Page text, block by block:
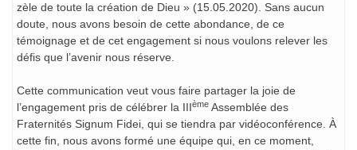
zèle de toute la création de Dieu » (15.05.2020). Sans aucun
doute, nous avons besoin de cette abondance, de ce
témoignage et de cet engagement si nous voulons relever les
défis que l’avenir nous réserve.
Cette communication veut vous faire partager la joie de
l’engagement pris de célébrer la IIIème Assemblée des
Fraternités Signum Fidei, qui se tiendra par vidéoconférence. À
cette fin, nous avons formé une équipe qui, en ce moment,